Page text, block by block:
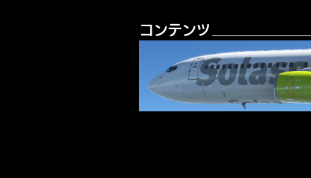
コンテンツ